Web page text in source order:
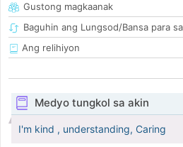
Gustong magkaanak
Baguhin ang Lungsod/Bansa para
Ang relihiyon
Medyo tungkol sa akin
I'm kind , understanding, Caring